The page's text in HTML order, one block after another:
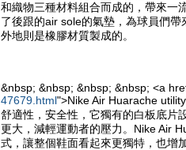
和織物三種材料組合而成的，帶來一
了後跟的air sole的氣墊，為球員們帶
外地則是橡膠材質製成的。
&nbsp; &nbsp; &nbsp; &nbsp; <a
47679.html">Nike Air Huarache
舒適性，安全性，它獨有的白板底片
更大，減輕運動者的壓力。Nike Air
式，讓整個鞋面看起來更獨特，也增